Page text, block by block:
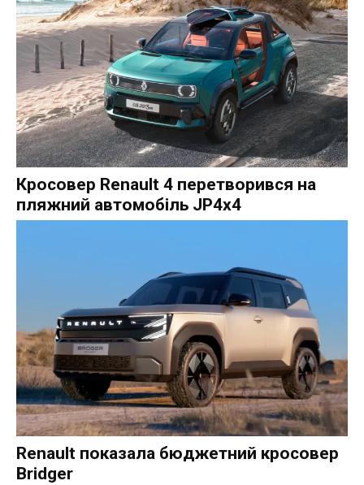
Кросовер Renault 4 перетворився на
пляжний автомобіль JP4x4
Renault показала бюджетний кросовер
Bridger